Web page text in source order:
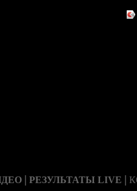
| РЕЗУЛЬТАТЫ LIVE |